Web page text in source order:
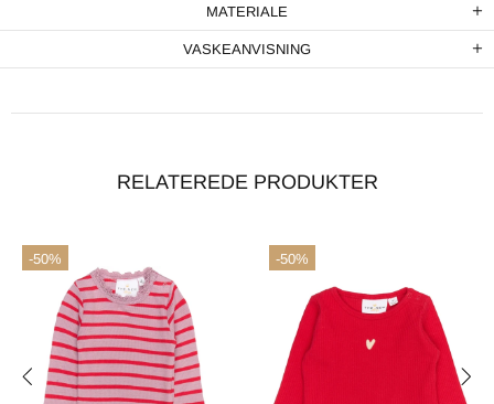
MATERIALE
VASKEANVISNING
RELATEREDE PRODUKTER
-50% -50%
handelsbetingelser